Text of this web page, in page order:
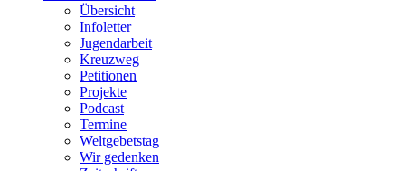
Übersicht
Infoletter
Jugendarbeit
Kreuzweg
Petitionen
Projekte
Podcast
Termine
Weltgebetstag
Wir gedenken